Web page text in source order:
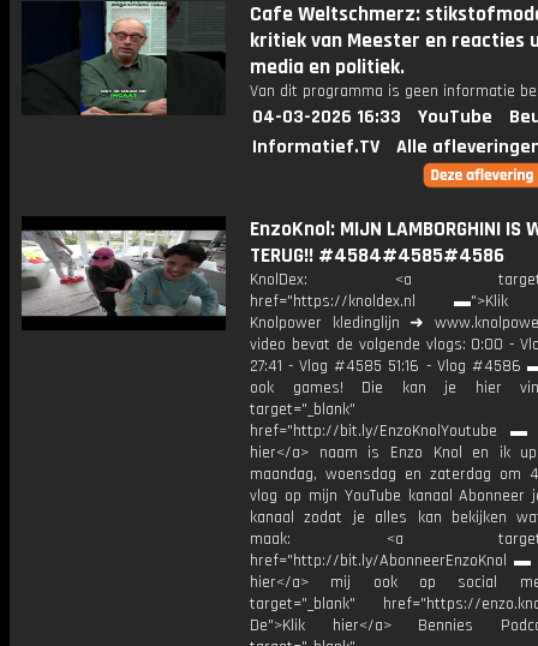
Cafe Weltschmerz:
kritiek van Meester en reacties
media en politiek.
Van dit programma is geen informatie
04-03-2026 16:33 YouTube
Informatief.TV
Alle
EnzoKnol: MIJN LAMBORGHINI IS
TERUG!! #4584#4585#4586
KnolDex: <a
href="https://knoldex.nl ▬">Klik
Knolpower kledinglijn ➜
video bevat de volgende vlogs: 0:00 -
27:41 - Vlog #4585 51:16 - Vlog #4586
ook games! Die kan je hier
target="_blank"
href="http://bit.ly/EnzoKnolYoutube ▬
hier</a> naam is Enzo Knol en ik
maandag, woensdag en zaterdag om
vlog op mijn YouTube kanaal Abonneer
kanaal zodat je alles kan bekijken
maak: <a
href="http://bit.ly/AbonneerEnzoKnol ▬
hier</a> mij ook op social
target="_blank" href="https://
De">Klik hier</a> Bennies